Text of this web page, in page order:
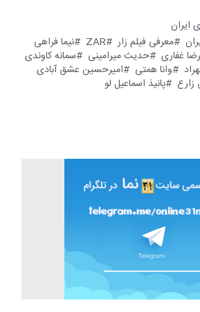
ایران
معرفی فیلم زار ZAR
نیما فراهی
غفاری حدیث میرامینی
سمانه کاوندی
وانا همتی
امیرحسین عشق آبادی
زارع
پانیذ اسماعیل لو